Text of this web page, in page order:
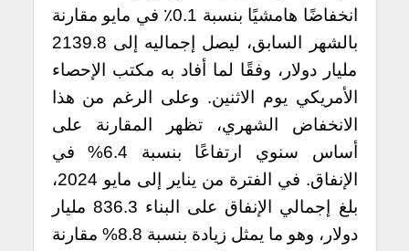
انخفاضًا هامشيًا بنسبة 0.1٪ في مايو مقارنة
بالشهر السابق، ليصل إجماليه إلى 2139.8
مليار دولار، وفقًا لما أفاد به مكتب الإحصاء
الأمريكي يوم الاثنين. وعلى الرغم من هذا
الانخفاض الشهري، تظهر المقارنة على
أساس سنوي ارتفاعًا بنسبة 6.4% في
الإنفاق.
في الفترة من يناير إلى مايو 2024،
بلغ إجمالي الإنفاق على البناء 836.3 مليار
دولار، وهو ما يمثل زيادة بنسبة 8.8% مقارنة